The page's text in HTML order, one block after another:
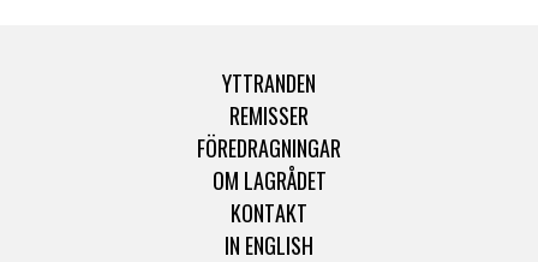
YTTRANDEN
REMISSER
FÖREDRAGNINGAR
OM LAGRÅDET
KONTAKT
IN ENGLISH